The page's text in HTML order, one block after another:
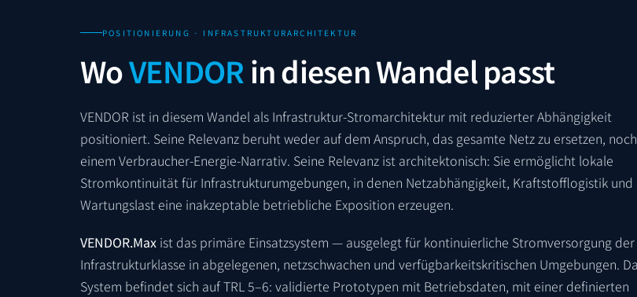
POSITIONIERUNG · INFRASTRUKTURARCHITEKTUR
WoVENDOR in diesen Wandel passt
VENDOR ist in diesem Wandel als Infrastruktur-Stromarchitektur mit reduzierter Abhängigkeit
positioniert. Seine Relevanz beruht weder auf dem Anspruch, das gesamte Netz zu ersetzen,
einem Verbraucher-Energie-Narrativ. Seine Relevanz ist architektonisch: Sie ermöglicht lokale
Stromkontinuität für Infrastrukturumgebungen, in denen Netzabhängigkeit, Kraftstofflogistik und
Wartungslast eine inakzeptable betriebliche Exposition erzeugen.
VENDOR.Max ist das primäre Einsatzsystem — ausgelegt für kontinuierliche Stromversorgung der
Infrastrukturklasse in abgelegenen, netzschwachen und verfügbarkeitskritischen Umgebungen.
System befindet sich auf TRL 5–6: validierte Prototypen mit Betriebsdaten, mit einer definierten